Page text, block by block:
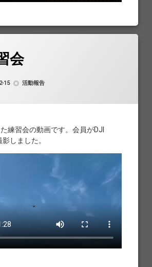
会
15
Updated on
by鎌倉ドローン協会
カテゴリー:
活動報告
練習会の動画です。会員がDJI
しました。